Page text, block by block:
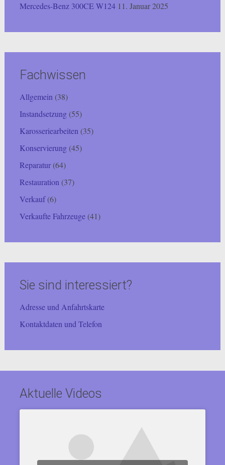
Mercedes-Benz 300CE W124 11. Januar 2025
Fachwissen
Allgemein(38)
Instandsetzung(55)
Karosseriearbeiten(35)
Konservierung(45)
Reparatur(64)
Restauration(37)
Verkauf(6)
Verkaufte Fahrzeuge(41)
Sie sind interessiert?
Adresse und Anfahrtskarte
Kontaktdaten und Telefon
Aktuelle Videos